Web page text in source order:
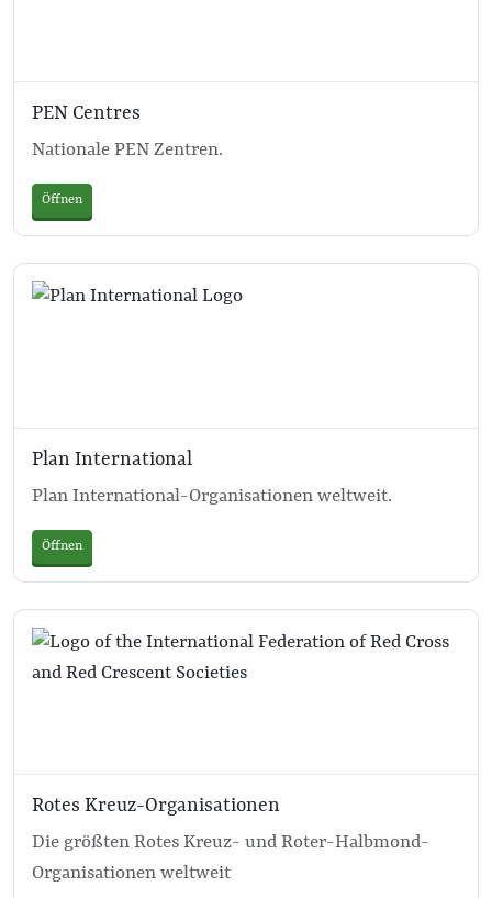
PEN Centres
Nationale PEN Zentren.
Öffnen
Plan International
Plan International-Organisationen weltweit.
Öffnen
Rotes Kreuz-Organisationen
Die größten Rotes Kreuz- und Roter-Halbmond-
Organisationen weltweit